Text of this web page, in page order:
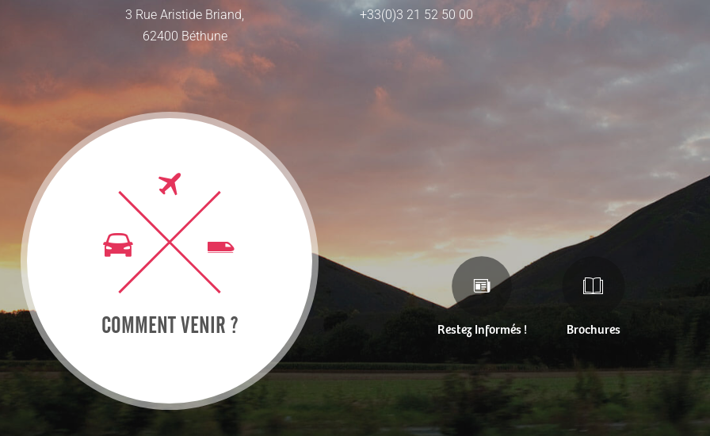
3 Rue Aristide Briand,
62400 Béthune
+33(0)3 21 52 50 00
COMMENT VENIR ? Restez Informés ! Brochures